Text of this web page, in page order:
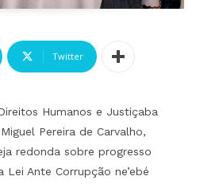
Twitter
Humanos e Justiçaba
Pereira de Carvalho,
redonda sobre progresso
Ante Corrupção ne’ebé